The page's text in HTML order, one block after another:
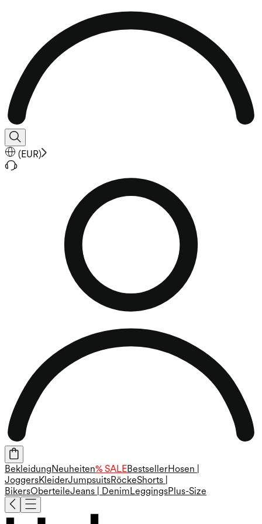
(EUR)
BekleidungNeuheiten% SALEBestsellerHosen |
JoggersKleiderJumpsuitsRöckeShorts |
BikersOberteileJeans | DenimLeggingsPlus-Size